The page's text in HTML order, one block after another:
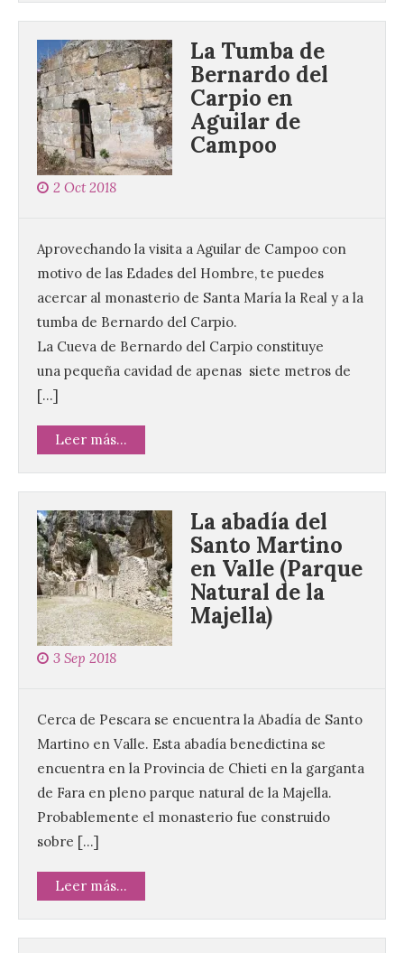
La Tumba de
Bernardo del
Carpio en
Aguilar de
Campoo
2 Oct 2018
Aprovechando la visita a Aguilar de Campoo con
motivo de las Edades del Hombre, te puedes
acercar al monasterio de Santa María la Real y a la
tumba de Bernardo del Carpio.
La Cueva de Bernardo del Carpio constituye
una pequeña cavidad de apenas siete metros de
[…]
Leer más...
La abadía del
Santo Martino
en Valle (Parque
Natural de la
Majella)
3 Sep 2018
Cerca de Pescara se encuentra la Abadía de Santo
Martino en Valle. Esta abadía benedictina se
encuentra en la Provincia de Chieti en la garganta
de Fara en pleno parque natural de la Majella.
Probablemente el monasterio fue construido
sobre […]
Leer más...